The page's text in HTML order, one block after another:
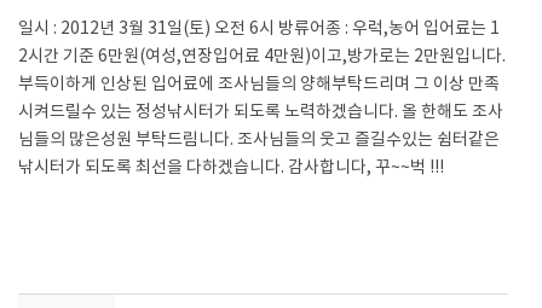
일시 : 2012년 3월 31일(토) 오전 6시 방류어종 : 우럭,농어 입어료는 1
2시간 기준 6만원(여성,연장입어료 4만원)이고,방가로는 2만원입니다.
부득이하게 인상된 입어료에 조사님들의 양해부탁드리며 그 이상 만족
시켜드릴수 있는 정성낚시터가 되도록 노력하겠습니다. 올 한해도 조사
님들의 많은성원 부탁드림니다. 조사님들의 웃고 즐길수있는 쉼터같은
낚시터가 되도록 최선을 다하겠습니다. 감사합니다, 꾸~~벅 !!!